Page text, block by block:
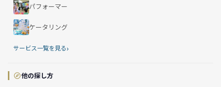
パフォーマー
ケータリング
サービス一覧を見る›
他の探し方